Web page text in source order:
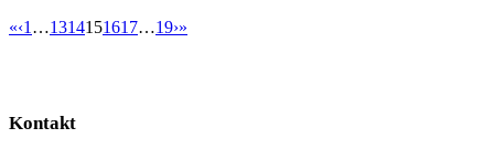
«‹1 …1314151617…19›»
Kontakt